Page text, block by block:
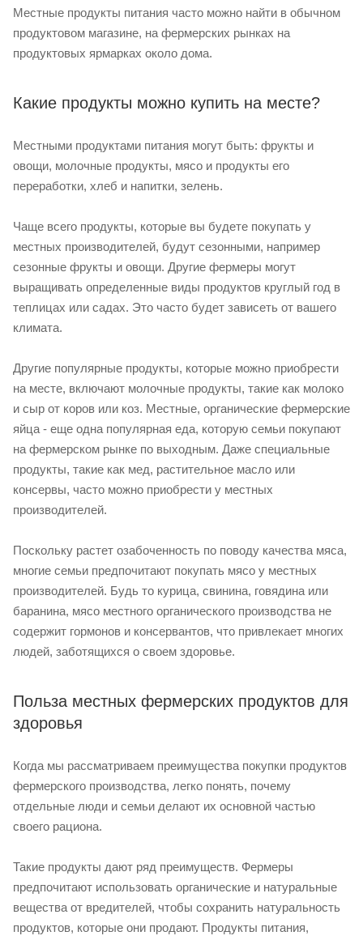
Местные продукты питания часто можно найти в обычном
продуктовом магазине, на фермерских рынках на
продуктовых ярмарках около дома.
Какие продукты можно купить на месте?
Местными продуктами питания могут быть: фрукты и
овощи, молочные продукты, мясо и продукты его
переработки, хлеб и напитки, зелень.
Чаще всего продукты, которые вы будете покупать у
местных производителей, будут сезонными, например
сезонные фрукты и овощи. Другие фермеры могут
выращивать определенные виды продуктов круглый год в
теплицах или садах. Это часто будет зависеть от вашего
климата.
Другие популярные продукты, которые можно приобрести
на месте, включают молочные продукты, такие как молоко
и сыр от коров или коз. Местные, органические фермерские
яйца - еще одна популярная еда, которую семьи покупают
на фермерском рынке по выходным. Даже специальные
продукты, такие как мед, растительное масло или
консервы, часто можно приобрести у местных
производителей.
Поскольку растет озабоченность по поводу качества мяса,
многие семьи предпочитают покупать мясо у местных
производителей. Будь то курица, свинина, говядина или
баранина, мясо местного органического производства не
содержит гормонов и консервантов, что привлекает многих
людей, заботящихся о своем здоровье.
Польза местных фермерских продуктов для
здоровья
Когда мы рассматриваем преимущества покупки продуктов
фермерского производства, легко понять, почему
отдельные люди и семьи делают их основной частью
своего рациона.
Такие продукты дают ряд преимуществ. Фермеры
предпочитают использовать органические и натуральные
вещества от вредителей, чтобы сохранить натуральность
продуктов, которые они продают. Продукты питания,